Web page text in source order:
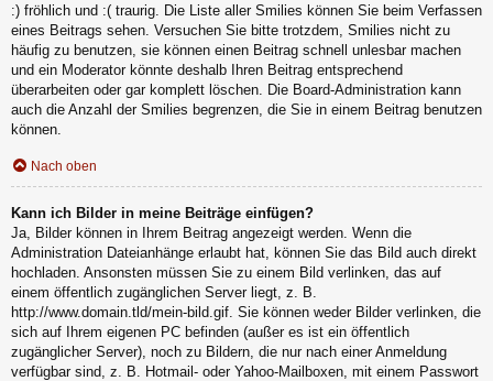
:) fröhlich und :( traurig. Die Liste aller Smilies können Sie beim Verfassen
eines Beitrags sehen. Versuchen Sie bitte trotzdem, Smilies nicht zu
häufig zu benutzen, sie können einen Beitrag schnell unlesbar machen
und ein Moderator könnte deshalb Ihren Beitrag entsprechend
überarbeiten oder gar komplett löschen. Die Board-Administration kann
auch die Anzahl der Smilies begrenzen, die Sie in einem Beitrag benutzen
können.
Nach oben
Kann ich Bilder in meine Beiträge einfügen?
Ja, Bilder können in Ihrem Beitrag angezeigt werden. Wenn die
Administration Dateianhänge erlaubt hat, können Sie das Bild auch direkt
hochladen. Ansonsten müssen Sie zu einem Bild verlinken, das auf
einem öffentlich zugänglichen Server liegt, z. B.
http://www.domain.tld/mein-bild.gif. Sie können weder Bilder verlinken, die
sich auf Ihrem eigenen PC befinden (außer es ist ein öffentlich
zugänglicher Server), noch zu Bildern, die nur nach einer Anmeldung
verfügbar sind, z. B. Hotmail- oder Yahoo-Mailboxen, mit einem Passwort